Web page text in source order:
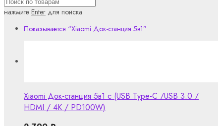
нажмите Enter для поиска
Показывается “Xiaomi Док-станция 5в1”
Xiaomi Док-станция 5в1 с (USB Type-C /USB 3.0 /
HDMI / 4K / PD100W)